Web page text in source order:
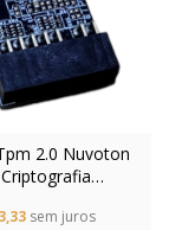
2.0 Nuvoton
sem juros